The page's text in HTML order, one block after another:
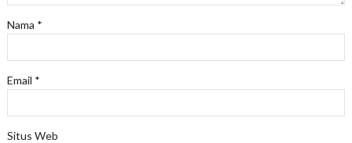
Nama *
Email *
Situs Web